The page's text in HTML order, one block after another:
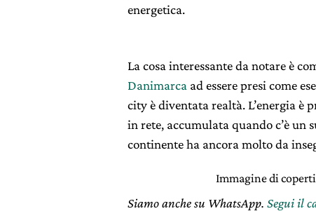
energetica.
La cosa interessante da notare è
Danimarca ad essere presi come
city è diventata realtà. L’energia
in rete, accumulata quando c’è
continente ha ancora molto da
Immagine di
Siamo anche su WhatsApp. Segui il